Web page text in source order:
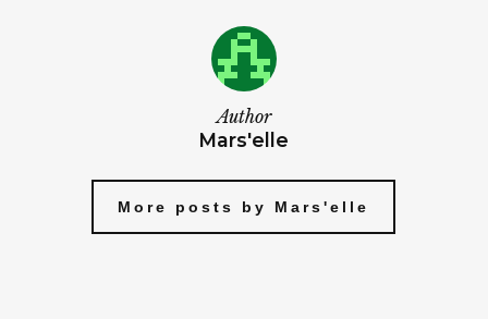
Author
Mars'elle
More posts by Mars'elle